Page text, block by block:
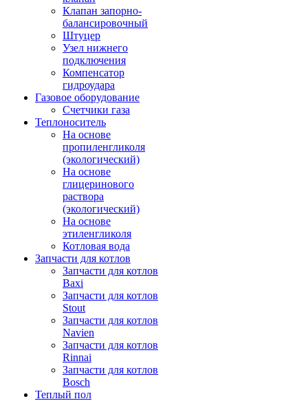
Клапан запорно-
балансировочный
Штуцер
Узел нижнего
подключения
Компенсатор
гидроудара
Газовое оборудование
Счетчики газа
Теплоноситель
На основе
пропиленгликоля
(экологический)
На основе
глицеринового
раствора
(экологический)
На основе
этиленгликоля
Котловая вода
Запчасти для котлов
Запчасти для котлов
Baxi
Запчасти для котлов
Stout
Запчасти для котлов
Navien
Запчасти для котлов
Rinnai
Запчасти для котлов
Bosch
Теплый пол